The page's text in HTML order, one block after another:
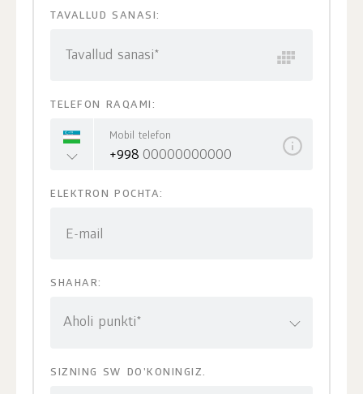
TAVALLUD SANASI:
Tavallud sanasi*
TELEFON RAQAMI:
Mobil telefon
+998
ELEKTRON POCHTA:
E-mail
SHAHAR:
Aholi punkti*
SIZNING SW DO'KONINGIZ.